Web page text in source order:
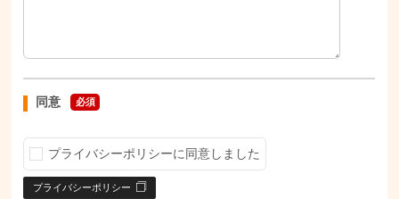
同意 必須
プライバシーポリシーに同意しました
プライバシーポリシー